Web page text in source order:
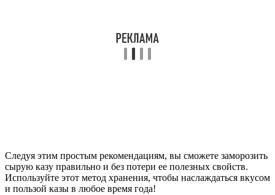
Следуя этим простым рекомендациям, вы сможете заморозить
сырую казу правильно и без потери ее полезных свойств.
Используйте этот метод хранения, чтобы наслаждаться вкусом
и пользой казы в любое время года!